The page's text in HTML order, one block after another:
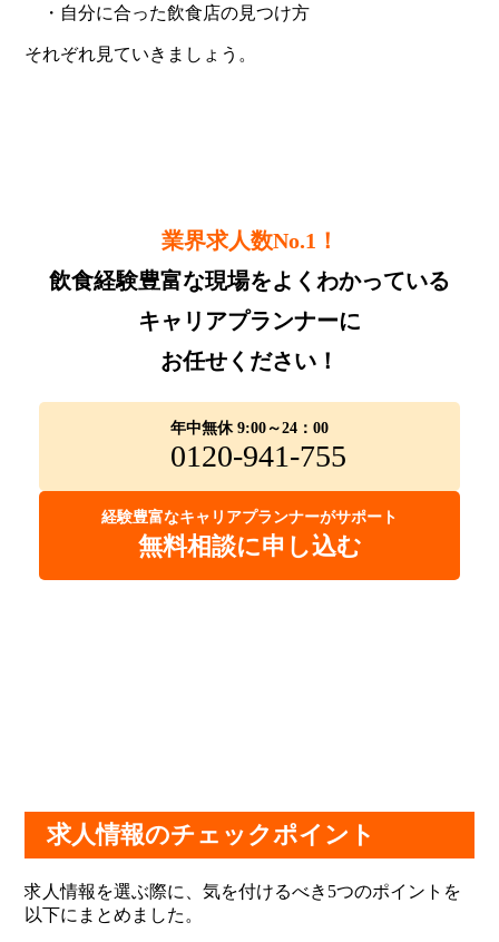
・自分に合った飲食店の見つけ方
それぞれ見ていきましょう。
業界求人数No.1！
飲食経験豊富な現場をよくわかっている
キャリアプランナーに
お任せください！
年中無休 9:00～24：00
0120-941-755
経験豊富なキャリアプランナーがサポート
無料相談に申し込む
求人情報のチェックポイント
求人情報を選ぶ際に、気を付けるべき5つのポイントを
以下にまとめました。